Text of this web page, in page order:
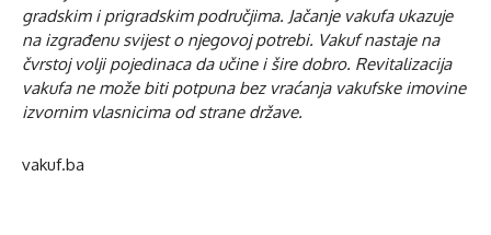
gradskim i prigradskim područjima. Jačanje vakufa ukazuje
na izgrađenu svijest o njegovoj potrebi. Vakuf nastaje na
čvrstoj volji pojedinaca da učine i šire dobro. Revitalizacija
vakufa ne može biti potpuna bez vraćanja vakufske imovine
izvornim vlasnicima od strane države.
vakuf.ba